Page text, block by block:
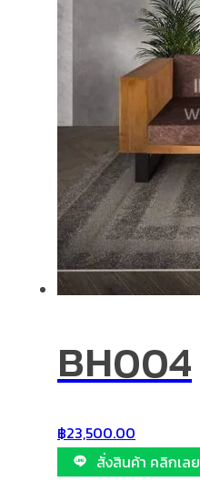
BH004
฿23,500.00
สั่งสินค้า คลิกเลย